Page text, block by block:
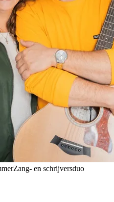
Zang- en schrijversduo